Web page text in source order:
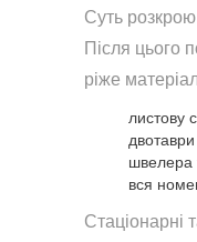
Суть
Після цього
ріже
листову
швелера
вся
Стаціонарні